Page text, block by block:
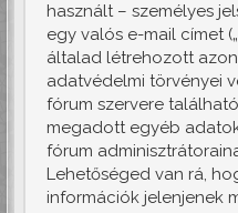
használt – személyes
egy valós e-mail címet
általad létrehozott
adatvédelmi törvényei
fórum szervere
megadott egyéb
fórum
Lehetőséged van rá,
információk jelenjenek